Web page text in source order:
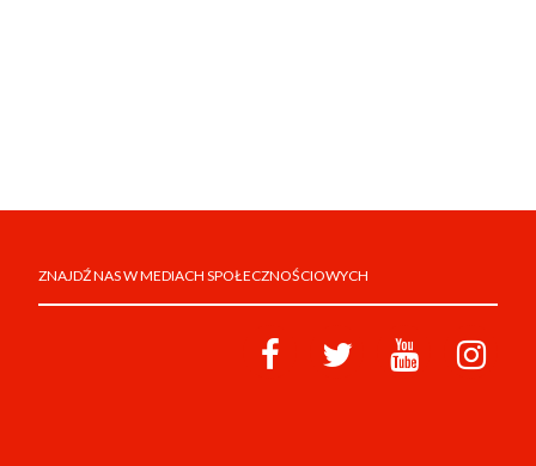
ZNAJDŹ NAS W MEDIACH SPOŁECZNOŚCIOWYCH